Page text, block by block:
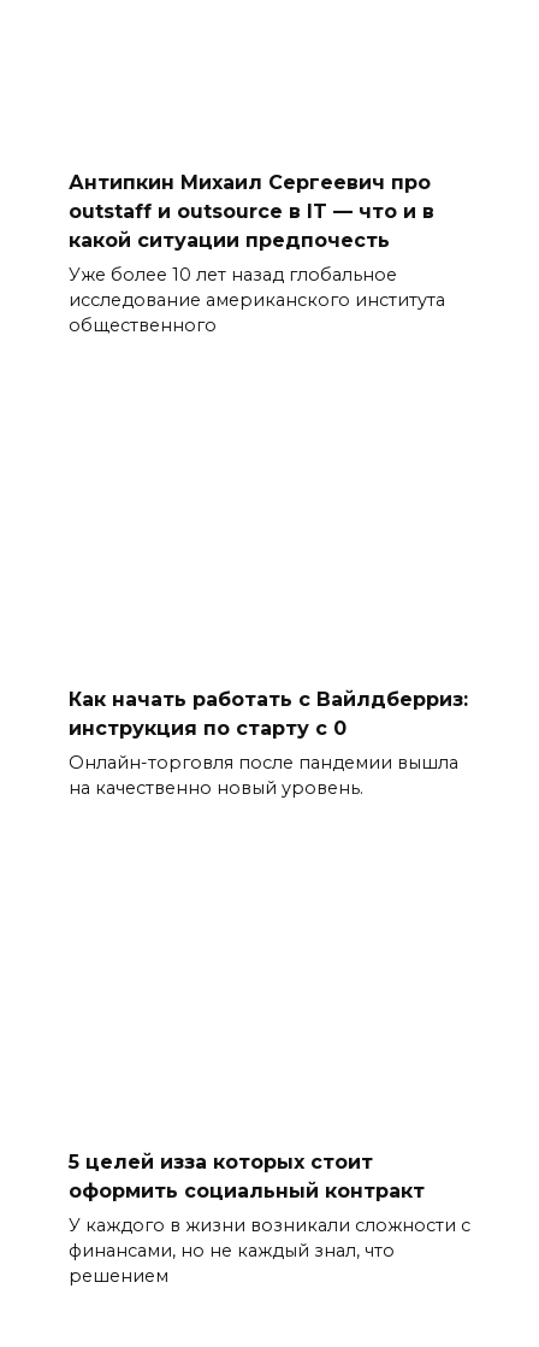
Антипкин Михаил Сергеевич про
outstaff и outsource в IT — что и в
какой ситуации предпочесть
Уже более 10 лет назад глобальное
исследование американского института
общественного
Как начать работать с Вайлдберриз:
инструкция по старту с 0
Онлайн-торговля после пандемии вышла
на качественно новый уровень.
5 целей изза которых стоит
оформить социальный контракт
У каждого в жизни возникали сложности с
финансами, но не каждый знал, что
решением